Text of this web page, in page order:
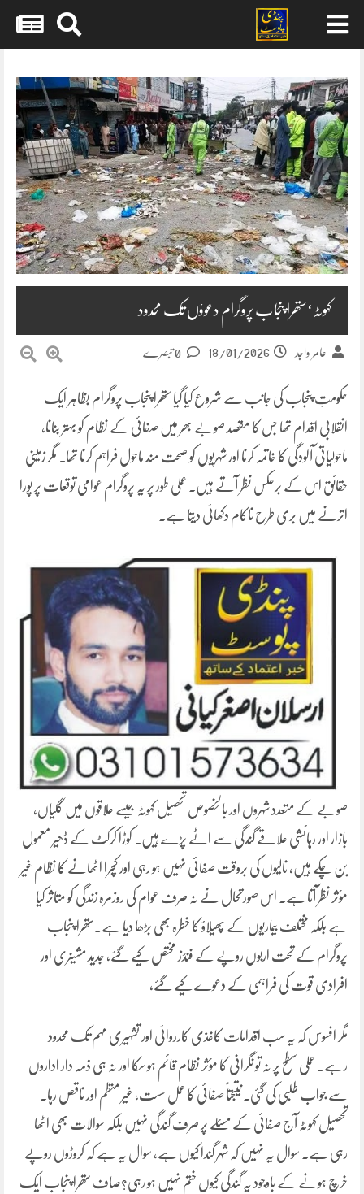
content
کہوٹہ‘ستھرا پنجاب پروگرام دعوؤں تک محدود
عامر واجد 18/01/2026
حکومتِ پنجاب کی جانب سے شروع کیا گیا ستھرا پنجاب پروگرام بظاہر ایک
انقلابی اقدام تھا جس کا مقصد صوبے بھر میں صفائی کے نظام کو بہتر بنانا،
ماحولیاتی آلودگی کا خاتمہ کرنا اور شہریوں کو صحت مند ماحول فراہم کرنا تھا۔ مگر زمینی
حقائق اس کے برعکس نظر آتے ہیں۔ عملی طور پر یہ پروگرام عوامی توقعات پر پورا
اترنے میں بری طرح ناکام دکھائی دیتا ہے۔
صوبے کے متعدد شہروں اور بالخصوص تحصیل کہوٹہ جیسے علاقوں میں گلیاں،
بازار اور رہائشی علاقے گندگی سے اٹے پڑے ہیں۔ کوڑا کرکٹ کے ڈھیر معمول
بن چکے ہیں، نالیوں کی بروقت صفائی نہیں ہو رہی اور کچرا اٹھانے کا نظام غیر
مؤثر نظر آتا ہے۔ اس صورتحال نے نہ صرف عوام کی روزمرہ زندگی کو متاثر کیا
ہے بلکہ مختلف بیماریوں کے پھیلاؤ کا خطرہ بھی بڑھا دیا ہے۔ستھرا پنجاب
پروگرام کے تحت اربوں روپے کے فنڈز مختص کیے گئے، جدید مشینری اور
افرادی قوت کی فراہمی کے دعوے کیے گئے،
مگر افسوس کہ یہ سب اقدامات کاغذی کارروائی اور تشہیری مہم تک محدود
رہے۔ عملی سطح پر نہ تو نگرانی کا مؤثر نظام قائم ہو سکا اور نہ ہی ذمہ دار اداروں
سے جواب طلبی کی گئی۔ نتیجتاً صفائی کا عمل سست، غیر منظم اور ناقص رہا۔
تحصیل کہوٹہ آج صفائی کے مسئلے پر صرف گندگی نہیں بلکہ سوالات بھی اٹھا
رہی ہے۔ سوال یہ نہیں کہ شہر گندا کیوں ہے، سوال یہ ہے کہ کروڑوں روپے
خرچ ہونے کے باوجود یہ گندگی کیوں ختم نہیں ہو رہی؟صاف ستھرا پنجاب ایک